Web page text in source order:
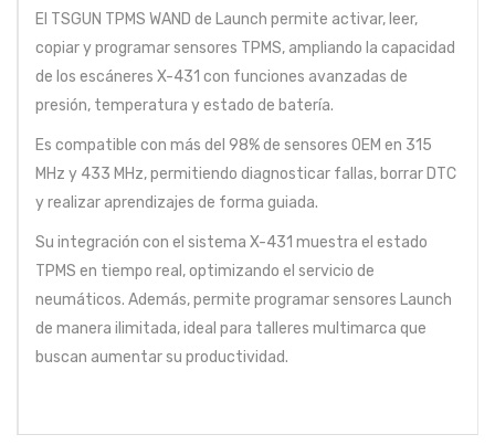
El TSGUN TPMS WAND de Launch permite activar, leer,
copiar y programar sensores TPMS, ampliando la capacidad
de los escáneres X-431 con funciones avanzadas de
presión, temperatura y estado de batería.
Es compatible con más del 98% de sensores OEM en 315
MHz y 433 MHz, permitiendo diagnosticar fallas, borrar DTC
y realizar aprendizajes de forma guiada.
Su integración con el sistema X-431 muestra el estado
TPMS en tiempo real, optimizando el servicio de
neumáticos. Además, permite programar sensores Launch
de manera ilimitada, ideal para talleres multimarca que
buscan aumentar su productividad.